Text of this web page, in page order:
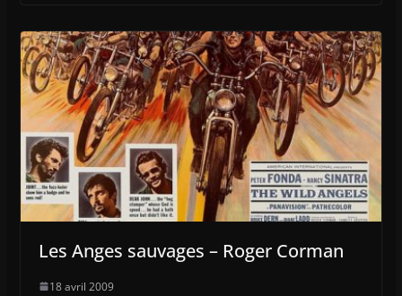
Les Anges sauvages – Roger Corman
18 avril 2009